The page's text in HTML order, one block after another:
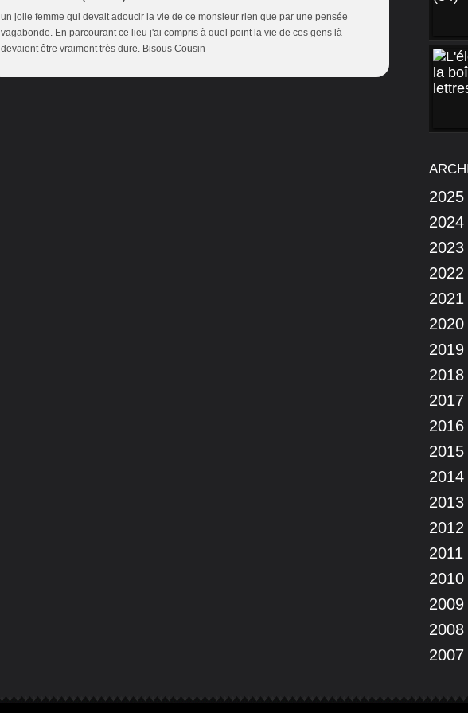
un jolie femme qui devait adoucir la vie de ce monsieur rien que par une pensée
vagabonde. En parcourant ce lieu j'ai compris à quel point la vie de ces gens là
devaient être vraiment très dure. Bisous Cousin
2025
2024
2023
2022
2021
2020
2019
2018
2017
2016
2015
2014
2013
2012
2011
2010
2009
2008
2007